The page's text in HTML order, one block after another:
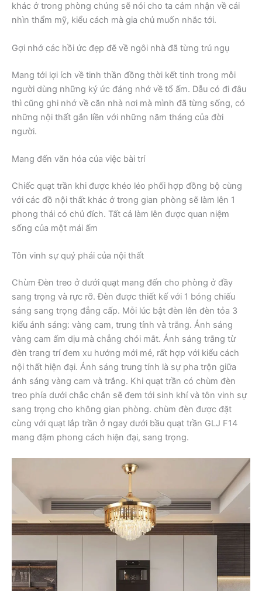
khác ở trong phòng chúng sẽ nói cho ta cảm nhận về cái
nhìn thẩm mỹ, kiểu cách mà gia chủ muốn nhắc tới.
Gợi nhớ các hồi ức đẹp đẽ về ngôi nhà đã từng trú ngụ
Mang tới lợi ích về tinh thần đồng thời kết tinh trong mỗi
người dùng những ký ức đáng nhớ về tổ ấm. Dẫu có đi đâu
thì cũng ghi nhớ về căn nhà nơi mà mình đã từng sống, có
những nội thất gắn liền với những năm tháng của đời
người.
Mang đến văn hóa của việc bài trí
Chiếc quạt trần khi được khéo léo phối hợp đồng bộ cùng
với các đồ nội thất khác ở trong gian phòng sẽ làm lên 1
phong thái có chủ đích. Tất cả làm lên được quan niệm
sống của một mái ấm
Tôn vinh sự quý phái của nội thất
Chùm Đèn treo ở dưới quạt mang đến cho phòng ở đầy
sang trọng và rực rỡ. Đèn được thiết kế với 1 bóng chiếu
sáng sang trọng đẳng cấp. Mỗi lúc bật đèn lên đèn tỏa 3
kiểu ánh sáng: vàng cam, trung tính và trắng. Ánh sáng
vàng cam ấm dịu mà chẳng chói mắt. Ánh sáng trắng từ
đèn trang trí đem xu hướng mới mẻ, rất hợp với kiểu cách
nội thất hiện đại. Ánh sáng trung tính là sự pha trộn giữa
ánh sáng vàng cam và trắng. Khi quạt trần có chùm đèn
treo phía dưới chắc chắn sẽ đem tới sinh khí và tôn vinh sự
sang trọng cho không gian phòng. chùm đèn được đặt
cùng với quạt lắp trần ở ngay dưới bầu quạt trần GLJ F14
mang đậm phong cách hiện đại, sang trọng.